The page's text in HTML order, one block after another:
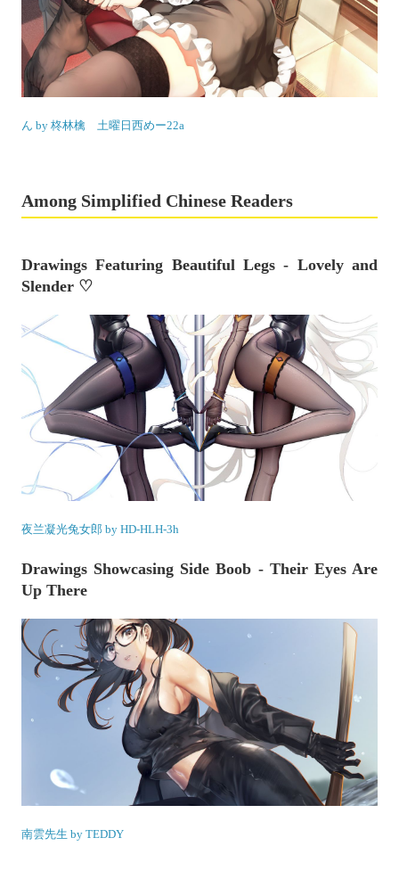
ん by 柊林檎 土曜日西めー22a
Among Simplified Chinese Readers
Drawings Featuring Beautiful Legs - Lovely and
Slender ♡
夜兰凝光兔女郎 by HD-HLH-3h
Drawings Showcasing Side Boob - Their Eyes Are
Up There
南雲先生 by TEDDY